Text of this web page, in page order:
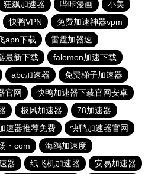
狂飙加速器 哔咔漫画
小美
快鸭VPN
免费加速神器vpm
apn下载
雷霆加器速
最新下载
falemon加速下载
abc加速器
免费梯子加速器
官网
快鸭加速器下载官网安卓
极风加速器
78加速器
速器推荐免费
快鸭加速器官网
・com
海鸥加速度
器
纸飞机加速器
安易加速器